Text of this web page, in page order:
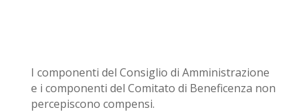
I componenti del Consiglio di Amministrazione
e i componenti del Comitato di Beneficenza non
percepiscono compensi.